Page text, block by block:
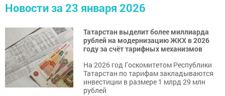
Новости за 23 января 2026
Татарстан выделит более миллиарда
рублей на модернизацию ЖКХ в 2026
году за счёт тарифных механизмов
На 2026 год Госкомитетом Республики
Татарстан по тарифам закладываются
инвестиции в размере 1 млрд 29 млн
рублей